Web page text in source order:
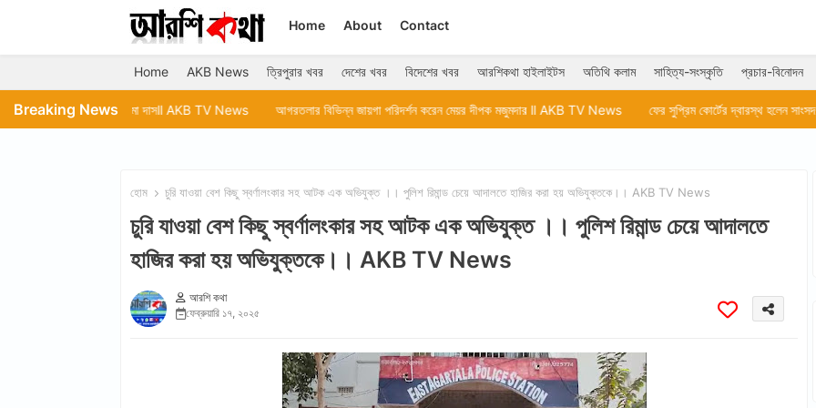
Home About Contact
Home AKB News ত্রিপুরার খবর দেশের খবর বিদেশের খবর আরশিকথা হাইলাইটস অতিথি কলাম সাহিত্য-সংস্কৃতি প্রচার-বিনোদন
Breaking News
কাটাচ্ছেন রুমা দাসll AKB TV News আগরতলার বিভিন্ন জায়গা পরিদর্শন করেন মেয়র দীপক মজুমদার ll AKB TV News ফের সুপ্রিম কোর্টের দ্বারস্থ হলেন সাংসদ অভিষেক
হোম চুরি যাওয়া বেশ কিছু স্বর্ণালংকার সহ আটক এক অভিযুক্ত ।। পুলিশ রিমান্ড চেয়ে আদালতে হাজির করা হয় অভিযুক্তকে।। AKB TV News
চুরি যাওয়া বেশ কিছু স্বর্ণালংকার সহ আটক এক অভিযুক্ত ।। পুলিশ রিমান্ড চেয়ে আদালতে
হাজির করা হয় অভিযুক্তকে।। AKB TV News
আরশি কথা
ফেব্রুয়ারি ১৭, ২০২৫